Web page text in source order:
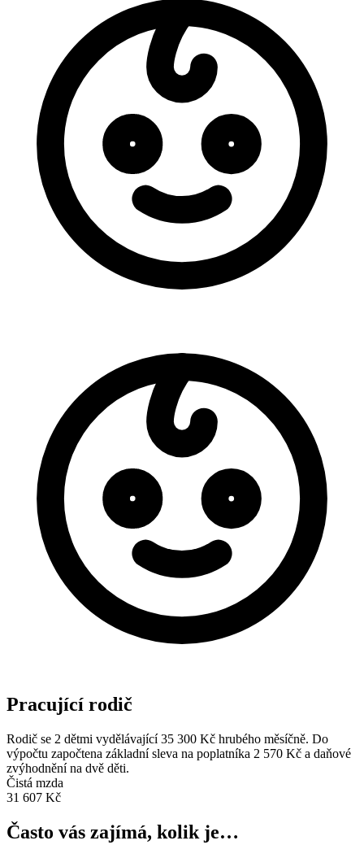
Pracující rodič
Rodič se 2 dětmi vydělávající 35 300 Kč hrubého měsíčně. Do
výpočtu započtena základní sleva na poplatníka 2 570 Kč a daňové
zvýhodnění na dvě děti.
Čistá mzda
31 607 Kč
Často vás zajímá, kolik je…